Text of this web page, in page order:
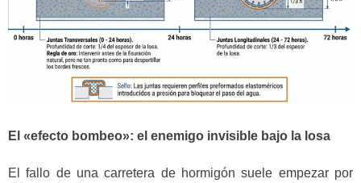
El «efecto bombeo»: el enemigo invisible bajo la losa
El fallo de una carretera de hormigón suele empezar por